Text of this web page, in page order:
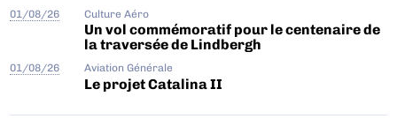
01/08/26 Culture Aéro
Un vol commémoratif pour le centenaire de
la traversée de Lindbergh
01/08/26 Aviation Générale
Le projet Catalina II